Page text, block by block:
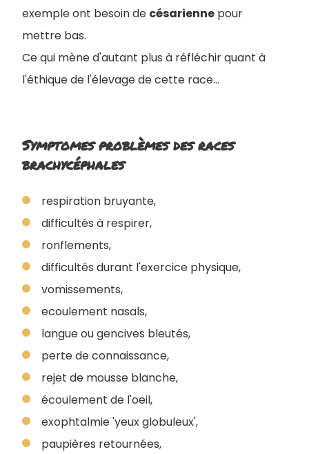
exemple ont besoin de césarienne pour
mettre bas.
Ce qui mène d'autant plus à réfléchir quant à
l'éthique de l'élevage de cette race...
Symptomes problèmes des races
brachycéphales
respiration bruyante,
difficultés à respirer,
ronflements,
difficultés durant l'exercice physique,
vomissements,
ecoulement nasals,
langue ou gencives bleutés,
perte de connaissance,
rejet de mousse blanche,
écoulement de l'oeil,
exophtalmie 'yeux globuleux',
paupières retournées,